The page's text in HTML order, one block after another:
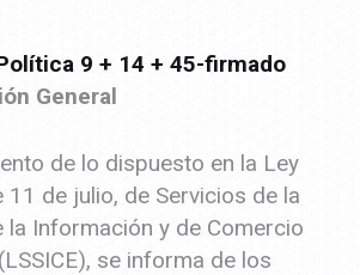
9 + 14 + 45-firmado
General
de lo dispuesto en la Ley
de julio, de Servicios de la
la Información y de Comercio
se informa de los